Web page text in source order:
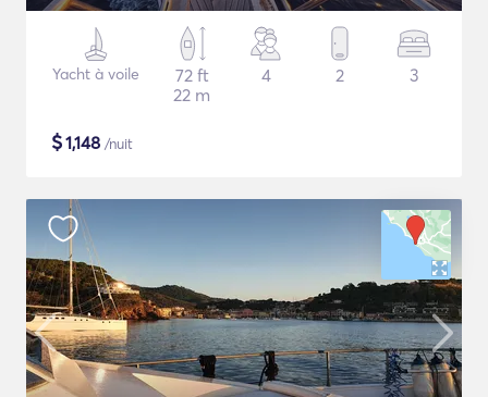
Yacht à voile
72 ft
22 m
4 2 3
$1,148 /nuit